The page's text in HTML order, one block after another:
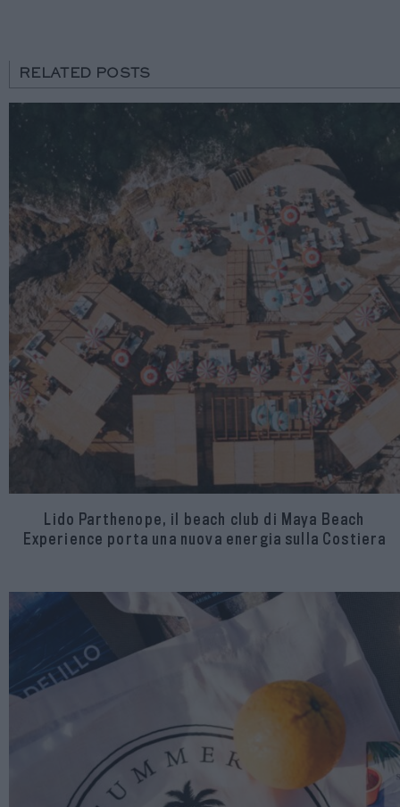
RELATED POSTS
Lido Parthenope, il beach club di Maya Beach
Experience porta una nuova energia sulla Costiera